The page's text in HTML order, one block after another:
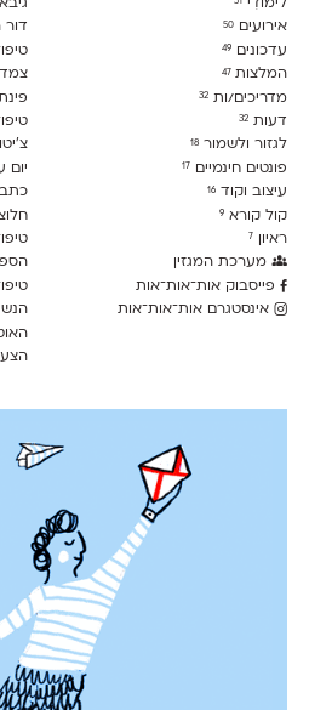
לימודִי
אירועים 50
עדכונים 49
המלצות47
מדריכים/ות 32
דעות 32
לגזור ולשמור 18
פונטים חינמיים 17
עיצוב וקוד 16
קול קורא 9
ראיון 7
מערכת המגזין
פייסבוק אות־אות־אות
אינסטגרם אות־אות־אות
דור
יום